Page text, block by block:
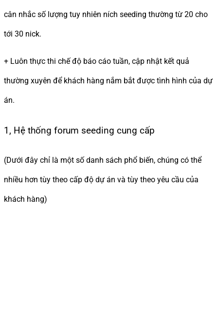
cân nhắc số lượng tuy nhiên ních seeding thường từ 20 cho
tới 30 nick.
+ Luôn thực thi chế độ báo cáo tuần, cập nhật kết quả
thường xuyên để khách hàng nắm bắt được tình hình của dự
án.
1, Hệ thống forum seeding cung cấp
(Dưới đây chỉ là một số danh sách phổ biến, chúng có thể
nhiều hơn tùy theo cấp độ dự án và tùy theo yêu cầu của
khách hàng)